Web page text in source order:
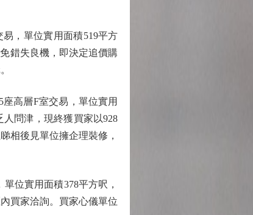
，單位實用面積519平方
錯失良機，即決定追價購
高層F室交易，單位實用
問津，現終獲買家以928
相後見單位擁企理裝修，
位實用面積378平方呎，
買家洽詢。買家心儀單位